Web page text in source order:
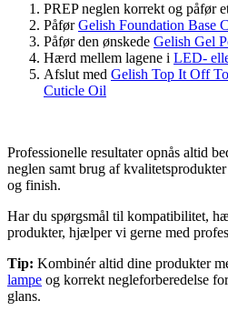
PREP neglen korrekt og påfør
PåførGelish Foundation Base
Påfør den ønskede Gelish Gel
Hærd mellem lagene i LED-
Afslut med Gelish Top It Off
Cuticle Oil
Professionelle resultater opnås altid
neglen samt brug af
og finish.
Har du spørgsmål til kompatibilitet,
produkter, hjælper vi gerne med
Tip: Kombinér altid dine produkter
lampe og korrekt negleforberedelse
glans.